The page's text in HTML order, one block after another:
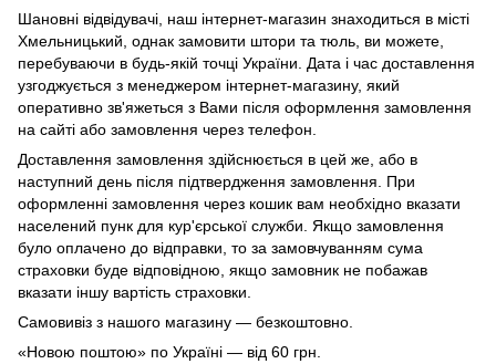
Шановні відвідувачі, наш інтернет-магазин знаходиться в місті
Хмельницький, однак замовити штори та тюль, ви можете,
перебуваючи в будь-якій точці України. Дата і час доставлення
узгоджується з менеджером інтернет-магазину, який
оперативно зв'яжеться з Вами після оформлення замовлення
на сайті або замовлення через телефон.
Доставлення замовлення здійснюється в цей же, або в
наступний день після підтвердження замовлення. При
оформленні замовлення через кошик вам необхідно вказати
населений пунк для кур'єрської служби. Якщо замовлення
було оплачено до відправки, то за замовчуванням сума
страховки буде відповідною, якщо замовник не побажав
вказати іншу вартість страховки.
Самовивіз з нашого магазину — безкоштовно.
«Новою поштою» по Україні — від 60 грн.